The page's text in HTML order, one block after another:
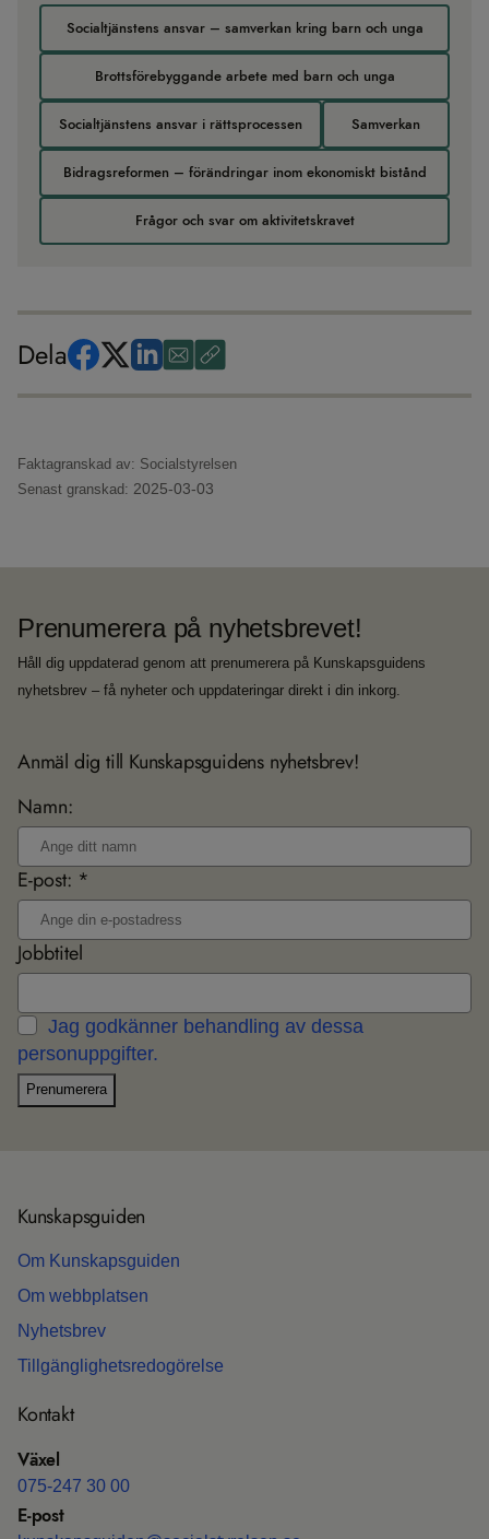
Socialtjänstens ansvar – samverkan kring barn och unga
Brottsförebyggande arbete med barn och unga
Socialtjänstens ansvar i rättsprocessen Samverkan
Bidragsreformen – förändringar inom ekonomiskt bistånd
Frågor och svar om aktivitetskravet
Dela
Faktagranskad av: Socialstyrelsen
Senast granskad: 2025-03-03
Prenumerera på nyhetsbrevet!
Håll dig uppdaterad genom att prenumerera på Kunskapsguidens
nyhetsbrev – få nyheter och uppdateringar direkt i din inkorg.
Anmäl dig till Kunskapsguidens nyhetsbrev!
Namn:
E-post: *
Jobbtitel
Jag godkänner behandling av dessa
personuppgifter.
Prenumerera
Kun­skaps­gui­den
Om Kun­skaps­gui­den
Om webb­plat­sen
Nyhets­b­rev
Till­gäng­lig­hets­re­do­gö­relse
Kon­takt
Växel
075-247 30 00
E-post